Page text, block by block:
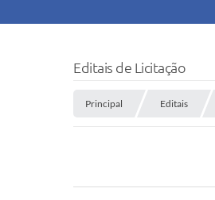
Editais de Licitação
Principal Editais